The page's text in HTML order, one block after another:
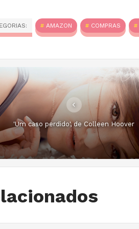
AMAZON COMPRAS
'Um caso perdido', de Colleen Hoover